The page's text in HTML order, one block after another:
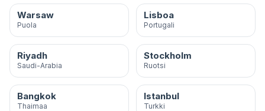
Warsaw
Puola
Lisboa
Portugali
Riyadh
Saudi-Arabia
Stockholm
Ruotsi
Bangkok
Thaimaa
Istanbul
Turkki